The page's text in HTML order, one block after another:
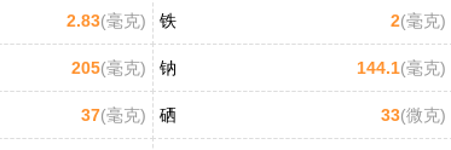
2.83(毫克) 铁 2(毫克)
205(毫克) 钠 144.1(毫克)
37(毫克) 硒 33(微克)